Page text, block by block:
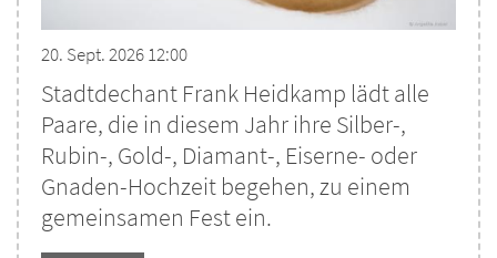
20. Sept. 2026 12:00
Stadtdechant Frank Heidkamp lädt alle
Paare, die in diesem Jahr ihre Silber-,
Rubin-, Gold-, Diamant-, Eiserne- oder
Gnaden-Hochzeit begehen, zu einem
gemeinsamen Fest ein.